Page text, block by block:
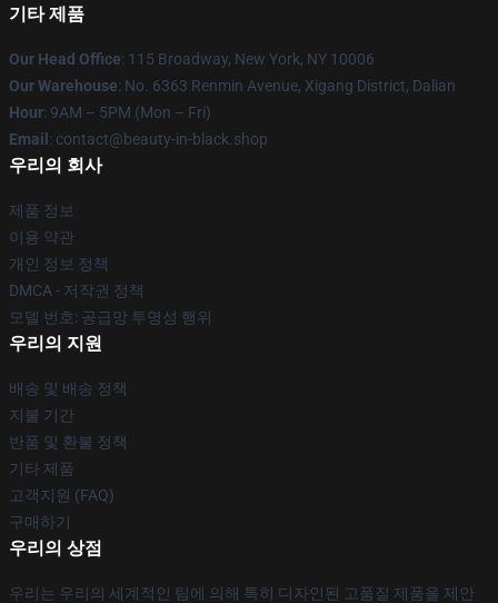
기타 제품
Our Head Office: 115 Broadway, New York, NY 10006
Our Warehouse: No. 6363 Renmin Avenue, Xigang District, Dalian
Hour: 9AM – 5PM (Mon – Fri)
Email : contact@beauty-in-black.shop
우리의 회사
제품 정보
이용 약관
개인 정보 정책
DMCA - 저작권 정책
모델 번호: 공급망 투명성 행위
우리의 지원
배송 및 배송 정책
지불 기간
반품 및 환불 정책
기타 제품
고객지원 (FAQ)
구매하기
우리의 상점
우리는 우리의 세계적인 팀에 의해 특히 디자인된 고품질 제품을 제안